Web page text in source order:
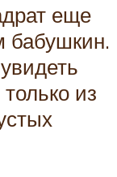
еще
бабушкин.
из